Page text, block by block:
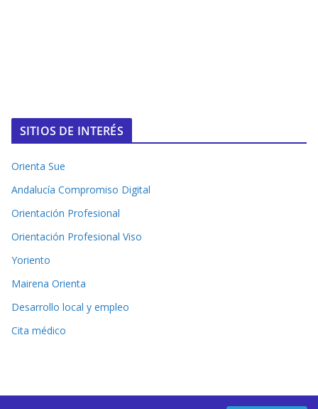
SITIOS DE INTERÉS
Orienta Sue
Andalucía Compromiso Digital
Orientación Profesional
Orientación Profesional Viso
Yoriento
Mairena Orienta
Desarrollo local y empleo
Cita médico